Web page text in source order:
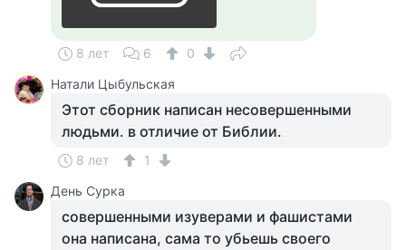
8 лет 6
0
Натали Цыбульская
Этот сборник написан несовершенными
людьми. в отличие от Библии.
8 лет
1
День Сурка
совершенными изуверами и фашистами
она написана, сама то убьешь своего